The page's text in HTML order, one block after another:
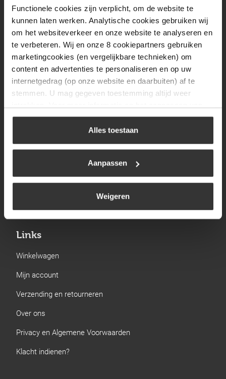
Functionele cookies zijn verplicht, om de website te
kunnen laten werken. Analytische cookies gebruiken wij
om het websiteverkeer en onze website te analyseren en
te verbeteren. Wij en onze 8 cookiepartners gebruiken
marketingcookies (en vergelijkbare technieken) om
content en advertenties te personaliseren en op uw
internetgedrag (op onze website en daarbuiten) af te
stemmen. U mag gegeven toestemming altijd weer
uw keuze op onze website verwijzen wij u naar ons
Alles toestaan
Aanpassen
Weigeren
Donderdag
08:00 tot 17:00
Vrijdag
08:00 tot 17:00
Zaterdag
09:30 tot 12:00
Zondag
Gesloten
Navigatie
BBQ
Verwarming
Links
Winkelwagen
Mijn account
Verzending en retourneren
Over ons
Privacy en Algemene Voorwaarden
Klacht indienen?